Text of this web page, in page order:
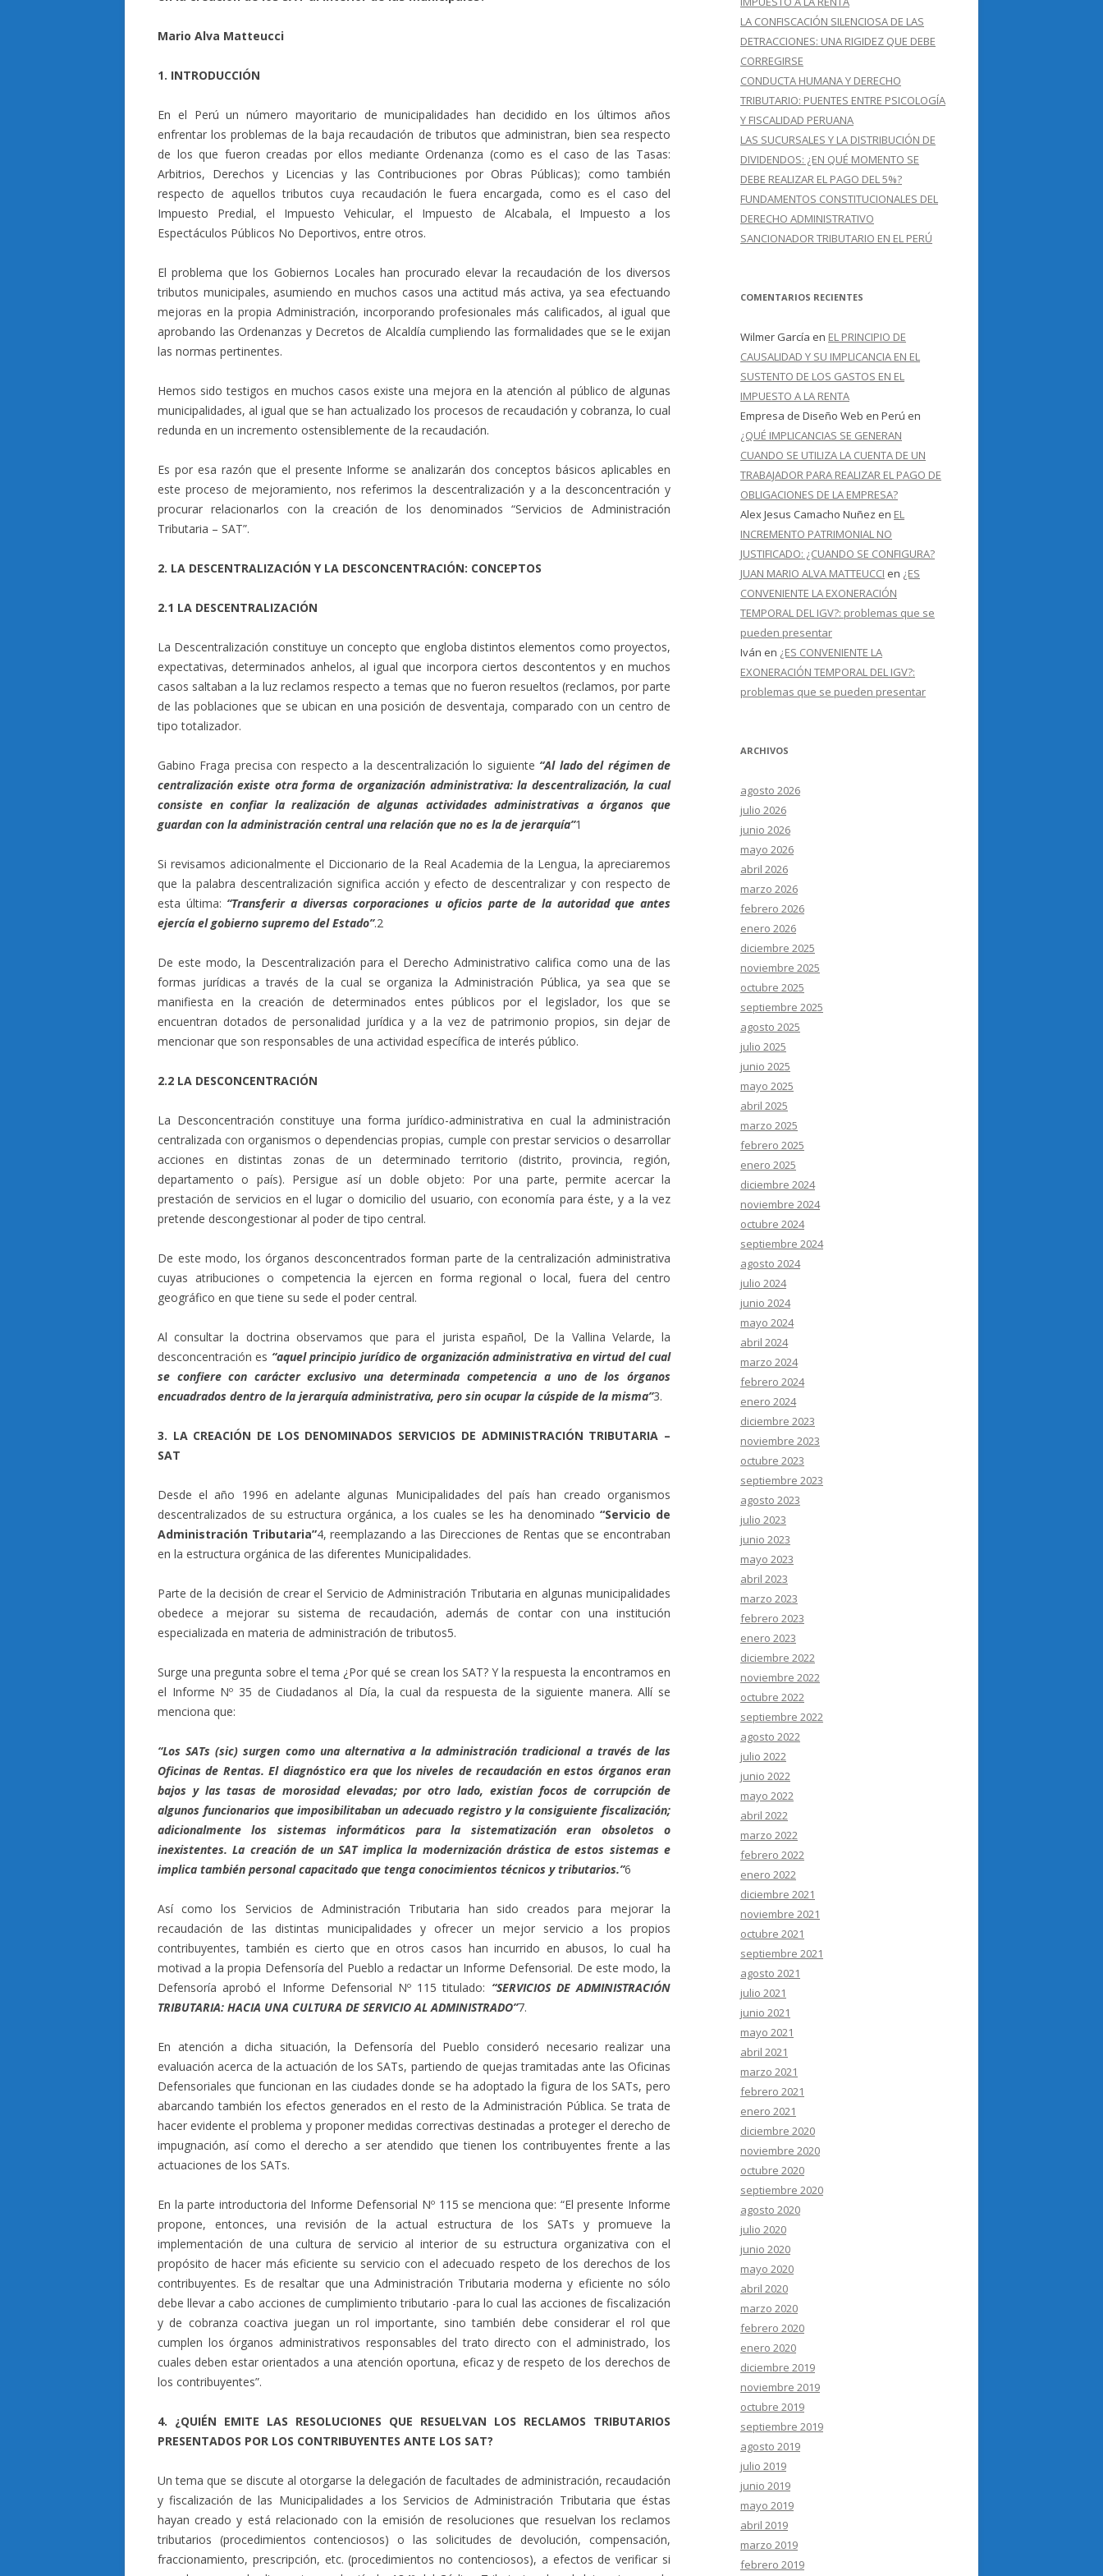
Mario Alva Matteucci
1. INTRODUCCIÓN
En el Perú un número mayoritario de municipalidades han decidido en los últimos años
enfrentar los problemas de la baja recaudación de tributos que administran, bien sea respecto
de los que fueron creadas por ellos mediante Ordenanza (como es el caso de las Tasas:
Arbitrios, Derechos y Licencias y las Contribuciones por Obras Públicas); como también
respecto de aquellos tributos cuya recaudación le fuera encargada, como es el caso del
Impuesto Predial, el Impuesto Vehicular, el Impuesto de Alcabala, el Impuesto a los
Espectáculos Públicos No Deportivos, entre otros.
El problema que los Gobiernos Locales han procurado elevar la recaudación de los diversos
tributos municipales, asumiendo en muchos casos una actitud más activa, ya sea efectuando
mejoras en la propia Administración, incorporando profesionales más calificados, al igual que
aprobando las Ordenanzas y Decretos de Alcaldía cumpliendo las formalidades que se le exijan
las normas pertinentes.
Hemos sido testigos en muchos casos existe una mejora en la atención al público de algunas
municipalidades, al igual que se han actualizado los procesos de recaudación y cobranza, lo cual
redunda en un incremento ostensiblemente de la recaudación.
Es por esa razón que el presente Informe se analizarán dos conceptos básicos aplicables en
este proceso de mejoramiento, nos referimos la descentralización y a la desconcentración y
procurar relacionarlos con la creación de los denominados “Servicios de Administración
Tributaria – SAT”.
2. LA DESCENTRALIZACIÓN Y LA DESCONCENTRACIÓN: CONCEPTOS
2.1 LA DESCENTRALIZACIÓN
La Descentralización constituye un concepto que engloba distintos elementos como proyectos,
expectativas, determinados anhelos, al igual que incorpora ciertos descontentos y en muchos
casos saltaban a la luz reclamos respecto a temas que no fueron resueltos (reclamos, por parte
de las poblaciones que se ubican en una posición de desventaja, comparado con un centro de
tipo totalizador.
Gabino Fraga precisa con respecto a la descentralización lo siguiente “Al lado del régimen de
centralización existe otra forma de organización administrativa: la descentralización, la cual
consiste en confiar la realización de algunas actividades administrativas a órganos que
guardan con la administración central una relación que no es la de jerarquía”1
Si revisamos adicionalmente el Diccionario de la Real Academia de la Lengua, la apreciaremos
que la palabra descentralización significa acción y efecto de descentralizar y con respecto de
esta última: “Transferir a diversas corporaciones u oficios parte de la autoridad que antes
ejercía el gobierno supremo del Estado”.2
De este modo, la Descentralización para el Derecho Administrativo califica como una de las
formas jurídicas a través de la cual se organiza la Administración Pública, ya sea que se
manifiesta en la creación de determinados entes públicos por el legislador, los que se
encuentran dotados de personalidad jurídica y a la vez de patrimonio propios, sin dejar de
mencionar que son responsables de una actividad específica de interés público.
2.2 LA DESCONCENTRACIÓN
La Desconcentración constituye una forma jurídico-administrativa en cual la administración
centralizada con organismos o dependencias propias, cumple con prestar servicios o desarrollar
acciones en distintas zonas de un determinado territorio (distrito, provincia, región,
departamento o país). Persigue así un doble objeto: Por una parte, permite acercar la
prestación de servicios en el lugar o domicilio del usuario, con economía para éste, y a la vez
pretende descongestionar al poder de tipo central.
De este modo, los órganos desconcentrados forman parte de la centralización administrativa
cuyas atribuciones o competencia la ejercen en forma regional o local, fuera del centro
geográfico en que tiene su sede el poder central.
Al consultar la doctrina observamos que para el jurista español, De la Vallina Velarde, la
desconcentración es “aquel principio jurídico de organización administrativa en virtud del cual
se confiere con carácter exclusivo una determinada competencia a uno de los órganos
encuadrados dentro de la jerarquía administrativa, pero sin ocupar la cúspide de la misma”3.
3. LA CREACIÓN DE LOS DENOMINADOS SERVICIOS DE ADMINISTRACIÓN TRIBUTARIA –
SAT
Desde el año 1996 en adelante algunas Municipalidades del país han creado organismos
descentralizados de su estructura orgánica, a los cuales se les ha denominado “Servicio de
Administración Tributaria”4, reemplazando a las Direcciones de Rentas que se encontraban
en la estructura orgánica de las diferentes Municipalidades.
Parte de la decisión de crear el Servicio de Administración Tributaria en algunas municipalidades
obedece a mejorar su sistema de recaudación, además de contar con una institución
especializada en materia de administración de tributos5.
Surge una pregunta sobre el tema ¿Por qué se crean los SAT? Y la respuesta la encontramos en
el Informe Nº 35 de Ciudadanos al Día, la cual da respuesta de la siguiente manera. Allí se
menciona que:
“Los SATs (sic) surgen como una alternativa a la administración tradicional a través de las
Oficinas de Rentas. El diagnóstico era que los niveles de recaudación en estos órganos eran
bajos y las tasas de morosidad elevadas; por otro lado, existían focos de corrupción de
algunos funcionarios que imposibilitaban un adecuado registro y la consiguiente fiscalización;
adicionalmente los sistemas informáticos para la sistematización eran obsoletos o
inexistentes. La creación de un SAT implica la modernización drástica de estos sistemas e
implica también personal capacitado que tenga conocimientos técnicos y tributarios.”6
Así como los Servicios de Administración Tributaria han sido creados para mejorar la
recaudación de las distintas municipalidades y ofrecer un mejor servicio a los propios
contribuyentes, también es cierto que en otros casos han incurrido en abusos, lo cual ha
motivad a la propia Defensoría del Pueblo a redactar un Informe Defensorial. De este modo, la
Defensoría aprobó el Informe Defensorial Nº 115 titulado: “SERVICIOS DE ADMINISTRACIÓN
TRIBUTARIA: HACIA UNA CULTURA DE SERVICIO AL ADMINISTRADO”7.
En atención a dicha situación, la Defensoría del Pueblo consideró necesario realizar una
evaluación acerca de la actuación de los SATs, partiendo de quejas tramitadas ante las Oficinas
Defensoriales que funcionan en las ciudades donde se ha adoptado la figura de los SATs, pero
abarcando también los efectos generados en el resto de la Administración Pública. Se trata de
hacer evidente el problema y proponer medidas correctivas destinadas a proteger el derecho de
impugnación, así como el derecho a ser atendido que tienen los contribuyentes frente a las
actuaciones de los SATs.
En la parte introductoria del Informe Defensorial Nº 115 se menciona que: “El presente Informe
propone, entonces, una revisión de la actual estructura de los SATs y promueve la
implementación de una cultura de servicio al interior de su estructura organizativa con el
propósito de hacer más eficiente su servicio con el adecuado respeto de los derechos de los
contribuyentes. Es de resaltar que una Administración Tributaria moderna y eficiente no sólo
debe llevar a cabo acciones de cumplimiento tributario -para lo cual las acciones de fiscalización
y de cobranza coactiva juegan un rol importante, sino también debe considerar el rol que
cumplen los órganos administrativos responsables del trato directo con el administrado, los
cuales deben estar orientados a una atención oportuna, eficaz y de respeto de los derechos de
los contribuyentes”.
4. ¿QUIÉN EMITE LAS RESOLUCIONES QUE RESUELVAN LOS RECLAMOS TRIBUTARIOS
PRESENTADOS POR LOS CONTRIBUYENTES ANTE LOS SAT?
Un tema que se discute al otorgarse la delegación de facultades de administración, recaudación
y fiscalización de las Municipalidades a los Servicios de Administración Tributaria que éstas
hayan creado y está relacionado con la emisión de resoluciones que resuelvan los reclamos
tributarios (procedimientos contenciosos) o las solicitudes de devolución, compensación,
fraccionamiento, prescripción, etc. (procedimientos no contenciosos), a efectos de verificar si
LA CONFISCACIÓN SILENCIOSA DE LAS
DETRACCIONES: UNA RIGIDEZ QUE DEBE
CORREGIRSE
CONDUCTA HUMANA Y DERECHO
TRIBUTARIO: PUENTES ENTRE PSICOLOGÍA
Y FISCALIDAD PERUANA
LAS SUCURSALES Y LA DISTRIBUCIÓN DE
DIVIDENDOS: ¿EN QUÉ MOMENTO SE
DEBE REALIZAR EL PAGO DEL 5%?
FUNDAMENTOS CONSTITUCIONALES DEL
DERECHO ADMINISTRATIVO
SANCIONADOR TRIBUTARIO EN EL PERÚ
COMENTARIOS RECIENTES
Wilmer García en EL PRINCIPIO DE
CAUSALIDAD Y SU IMPLICANCIA EN EL
SUSTENTO DE LOS GASTOS EN EL
IMPUESTO A LA RENTA
Empresa de Diseño Web en Perú en
¿QUÉ IMPLICANCIAS SE GENERAN
CUANDO SE UTILIZA LA CUENTA DE UN
TRABAJADOR PARA REALIZAR EL PAGO DE
OBLIGACIONES DE LA EMPRESA?
Alex Jesus Camacho Nuñez en EL
INCREMENTO PATRIMONIAL NO
JUSTIFICADO: ¿CUANDO SE CONFIGURA?
JUAN MARIO ALVA MATTEUCCI en ¿ES
CONVENIENTE LA EXONERACIÓN
TEMPORAL DEL IGV?: problemas que se
pueden presentar
Iván en ¿ES CONVENIENTE LA
EXONERACIÓN TEMPORAL DEL IGV?:
problemas que se pueden presentar
ARCHIVOS
agosto 2026
julio 2026
junio 2026
mayo 2026
abril 2026
marzo 2026
febrero 2026
enero 2026
diciembre 2025
noviembre 2025
octubre 2025
septiembre 2025
agosto 2025
julio 2025
junio 2025
mayo 2025
abril 2025
marzo 2025
febrero 2025
enero 2025
diciembre 2024
noviembre 2024
octubre 2024
septiembre 2024
agosto 2024
julio 2024
junio 2024
mayo 2024
abril 2024
marzo 2024
febrero 2024
enero 2024
diciembre 2023
noviembre 2023
octubre 2023
septiembre 2023
agosto 2023
julio 2023
junio 2023
mayo 2023
abril 2023
marzo 2023
febrero 2023
enero 2023
diciembre 2022
noviembre 2022
octubre 2022
septiembre 2022
agosto 2022
julio 2022
junio 2022
mayo 2022
abril 2022
marzo 2022
febrero 2022
enero 2022
diciembre 2021
noviembre 2021
octubre 2021
septiembre 2021
agosto 2021
julio 2021
junio 2021
mayo 2021
abril 2021
marzo 2021
febrero 2021
enero 2021
diciembre 2020
noviembre 2020
octubre 2020
septiembre 2020
agosto 2020
julio 2020
junio 2020
mayo 2020
abril 2020
marzo 2020
febrero 2020
enero 2020
diciembre 2019
noviembre 2019
octubre 2019
septiembre 2019
agosto 2019
julio 2019
junio 2019
mayo 2019
abril 2019
marzo 2019
febrero 2019